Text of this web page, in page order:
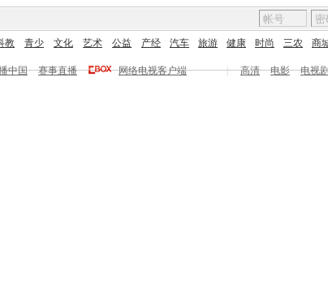
教 青少 文化 艺术 公益 产经 汽车 旅游 健康 时尚 三农 商
中国 赛事直播 网络电视客户端 | 高清 电影
电视